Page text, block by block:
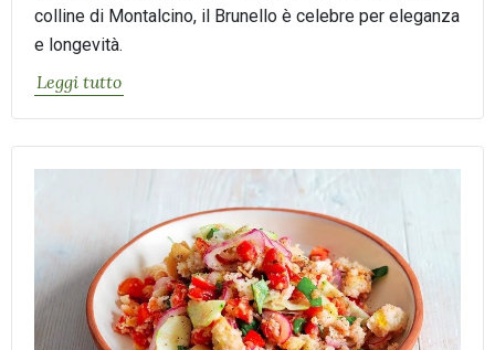
colline di Montalcino, il Brunello è celebre per eleganza
e longevità.
Leggi tutto